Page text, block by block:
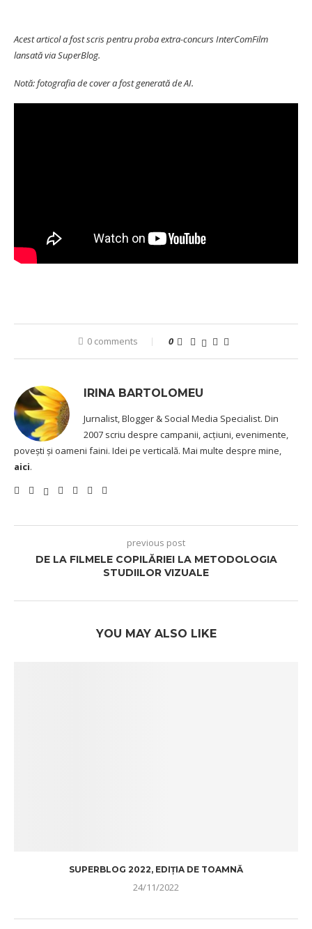
Acest articol a fost scris pentru proba extra-concurs InterComFilm
lansată via SuperBlog.
Notă: fotografia de cover a fost generată de AI.
0 comments 0
IRINA BARTOLOMEU
Jurnalist, Blogger & Social Media Specialist. Din
2007 scriu despre campanii, acțiuni, evenimente,
povești și oameni faini. Idei pe verticală. Mai multe despre mine,
aici.
previous post
DE LA FILMELE COPILĂRIEI LA METODOLOGIA
STUDIILOR VIZUALE
YOU MAY ALSO LIKE
SUPERBLOG 2022, EDIȚIA DE TOAMNĂ
24/11/2022